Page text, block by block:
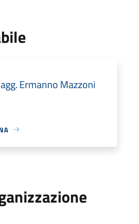
Ermanno Mazzoni